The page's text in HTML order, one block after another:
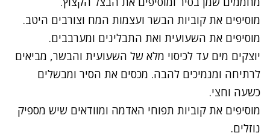
מוסיפים את קוביות הבשר ועצמות המח וצורבים היטב.
מוסיפים את השעועית ואת התבלינים ומערבבים.
יוצקים מים עד לכיסוי מלא של השעועית והבשר, מביאים
לרתיחה ומנמיכים להבה. מכסים את הסיר ומבשלים
כשעה וחצי.
מוסיפים את קוביות תפוחי האדמה ומוודאים שיש מספיק
נוזלים.